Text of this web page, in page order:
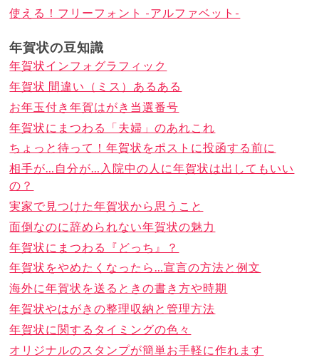
使える！フリーフォント -アルファベット-
年賀状の豆知識
年賀状インフォグラフィック
年賀状 間違い（ミス）あるある
お年玉付き年賀はがき当選番号
年賀状にまつわる「夫婦」のあれこれ
ちょっと待って！年賀状をポストに投函する前に
相手が…自分が…入院中の人に年賀状は出してもいい
の？
実家で見つけた年賀状から思うこと
面倒なのに辞められない年賀状の魅力
年賀状にまつわる『どっち』？
年賀状をやめたくなったら…宣言の方法と例文
海外に年賀状を送るときの書き方や時期
年賀状やはがきの整理収納と管理方法
年賀状に関するタイミングの色々
オリジナルのスタンプが簡単お手軽に作れます